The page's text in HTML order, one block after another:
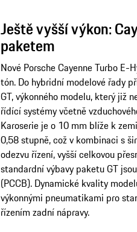
Ještě vyšší výkon:
paketem
Nové Porsche Cayenne Turbo
tón. Do hybridní modelové řady
GT, výkonného modelu, který již
řídící systémy včetně
Karoserie je o 10 mm blíže k
0,58 stupně, což v kombinaci s
odezvu řízení, vyšší celkovou
standardní výbavy paketu GT
(PCCB). Dynamické kvality
výkonnými pneumatikami pro
řízením zadní nápravy.